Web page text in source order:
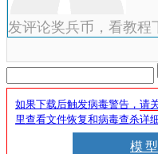
发评论奖兵币，看教程
如果下载后触发病毒警告， 请
里查看文件恢复和病毒查杀详
模